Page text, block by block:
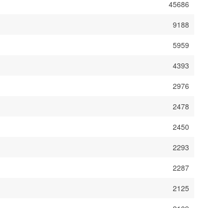
45686
9188
5959
4393
2976
2478
2450
2293
2287
2125